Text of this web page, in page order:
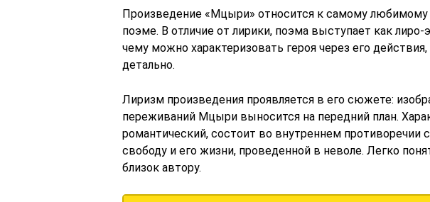
Произведение «Мцыри» относится к самому
поэме. В отличие от лирики, поэма выступает как лиро-
чему можно характеризовать героя через его
детально.
Лиризм произведения проявляется в его сюжете:
переживаний Мцыри выносится на передний план.
романтический, состоит во внутреннем противоречии
свободу и его жизни, проведенной в неволе. Легко
близок автору.